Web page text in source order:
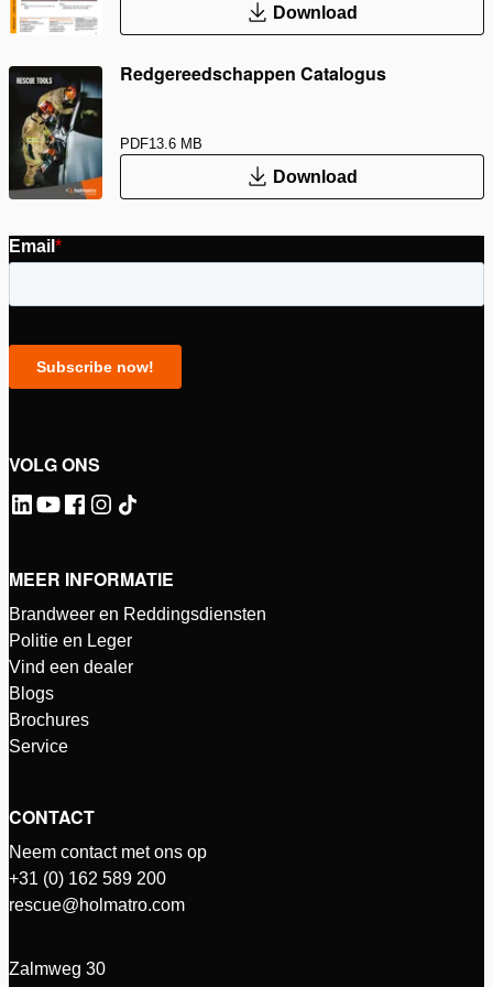
Download
Redgereedschappen Catalogus
PDF13.6 MB
Download
VOLG ONS
MEER INFORMATIE
Brandweer en Reddingsdiensten
Politie en Leger
Vind een dealer
Blogs
Brochures
Service
CONTACT
Neem contact met ons op
+31 (0) 162 589 200
rescue@holmatro.com
Zalmweg 30